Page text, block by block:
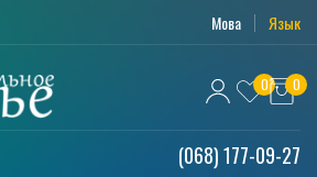
Мова Язык
0 0
(068) 177-09-27